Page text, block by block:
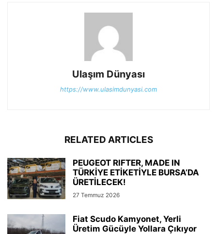
Ulaşım Dünyası
https://www.ulasimdunyasi.com
RELATED ARTICLES
PEUGEOT RIFTER, MADE IN
TÜRKİYE ETİKETİYLE BURSA’DA
ÜRETİLECEK!
27 Temmuz 2026
Fiat Scudo Kamyonet, Yerli
Üretim Gücüyle Yollara Çıkıyor